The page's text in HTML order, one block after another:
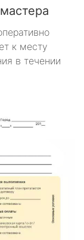
к месту
в течении